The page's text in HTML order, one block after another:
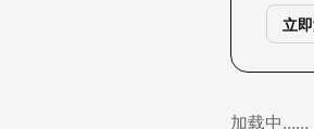
立
加载中……